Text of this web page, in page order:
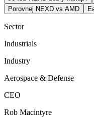
Porovnej NEXD vs AMD
Sector
Industrials
Industry
Aerospace & Defense
CEO
Rob Macintyre